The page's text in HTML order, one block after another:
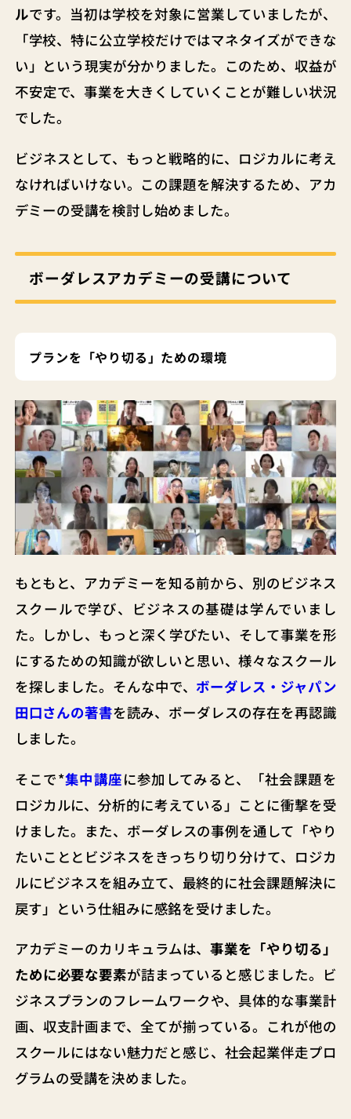
ルです。当初は学校を対象に営業していましたが、
「学校、特に公立学校だけではマネタイズができな
い」という現実が分かりました。このため、収益が
不安定で、事業を大きくしていくことが難しい状況
でした。
ビジネスとして、もっと戦略的に、ロジカルに考え
なければいけない。この課題を解決するため、アカ
デミーの受講を検討し始めました。
ボーダレスアカデミーの受講について
プランを「やり切る」ための環境
もともと、アカデミーを知る前から、別のビジネス
スクールで学び、ビジネスの基礎は学んでいまし
た。しかし、もっと深く学びたい、そして事業を形
にするための知識が欲しいと思い、様々なスクール
を探しました。そんな中で、 ボーダレス・ジャパン
田口さんの著書を読み、ボーダレスの存在を再認識
しました。
そこで*集中講座に参加してみると、「社会課題を
ロジカルに、分析的に考えている」ことに衝撃を受
けました。また、ボーダレスの事例を通して「やり
たいこととビジネスをきっちり切り分けて、ロジカ
ルにビジネスを組み立て、最終的に社会課題解決に
戻す」という仕組みに感銘を受けました。
アカデミーのカリキュラムは、事業を「やり切る」
ために必要な要素が詰まっていると感じました。ビ
ジネスプランのフレームワークや、具体的な事業計
画、収支計画まで、全てが揃っている。これが他の
スクールにはない魅力だと感じ、社会起業伴走プロ
グラムの受講を決めました。